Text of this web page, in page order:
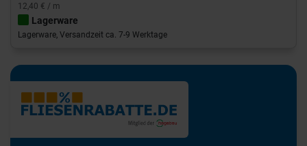
12,40 € / m
Lagerware
Lagerware, Versandzeit ca. 7-9 Werktage